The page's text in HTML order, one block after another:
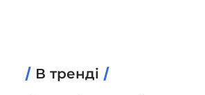
В тренді